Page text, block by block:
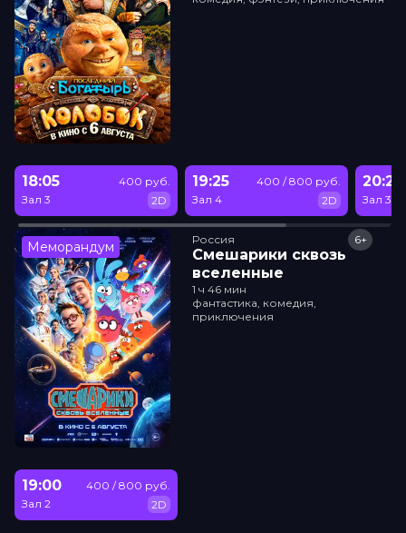
18:05
Зал 3
400 руб.
2D
19:25
Зал 4
400 / 800 руб.
2D
20:20
Зал 3
Меморандум Россия
Смешарики сквозь
вселенные
6+
1 ч 46 мин
фантастика, комедия,
приключения
19:00
Зал 2
400 / 800 руб.
2D